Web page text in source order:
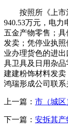
按照所《上市
940.53万元，电力
五金产物零售；
发卖；凭停业执
业办理货色的进
具卫具及日用杂品
建建粉饰材料发
鸿瑞形成公司联系
上一篇： 市（城区
下一篇： 安拆其产